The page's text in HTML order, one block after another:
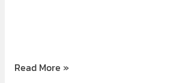
Read More »